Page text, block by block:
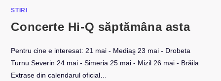
STIRI
Concerte Hi-Q săptămâna asta
Pentru cine e interesat: 21 mai - Mediaş 23 mai - Drobeta
Turnu Severin 24 mai - Simeria 25 mai - Mizil 26 mai - Brăila
Extrase din calendarul oficial…